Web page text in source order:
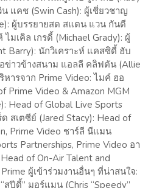
แคช (Swin Cash): ผู้เชี่ยวชาญ
ผู้บรรยายสด สแตน แวน กันดี
ไมเคิล เกรดี้ (Michael Grady): ผู้
Barry): นักวิเคราะห์ แคสซิดี้ ฮับ
ข่าวข้างสนาม แอลลี คลิฟตัน (Allie
ารจาก Prime Video: ไมค์ ฮอ
Prime Video & Amazon MGM
Head of Global Live Sports
สเตซีย์ (Jared Stacy): Head of
Prime Video ชาร์ลี นีแมน
Partnerships, Prime Video อา
of On-Air Talent and
ผู้เข้าร่วมงานอื่นๆ ที่น่าสนใจ:
ปีดี้” มอร์แมน (Chris “Speedy”